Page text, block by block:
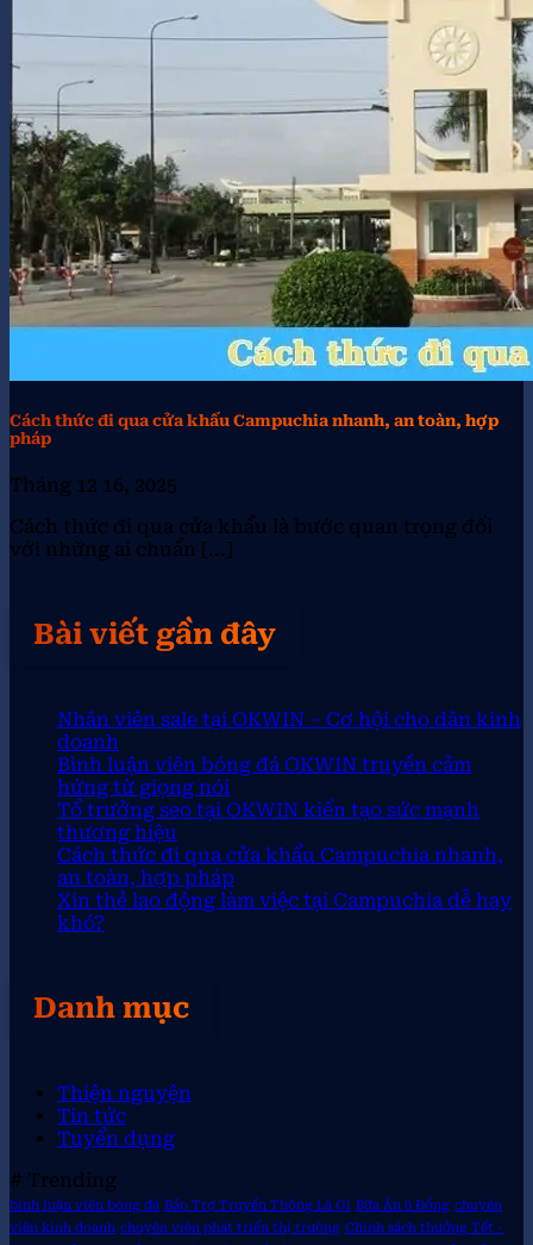
Cách thức đi qua cửa khẩu Campuchia nhanh, an toàn, hợp
pháp
Tháng 12 16, 2025
Cách thức đi qua cửa khẩu là bước quan trọng đối
với những ai chuẩn [...]
Bài viết gần đây
Nhân viên sale tại OKWIN – Cơ hội cho dân kinh
doanh
Bình luận viên bóng đá OKWIN truyền cảm
hứng từ giọng nói
Tổ trưởng seo tại OKWIN kiến tạo sức mạnh
thương hiệu
Cách thức đi qua cửa khẩu Campuchia nhanh,
an toàn, hợp pháp
Xin thẻ lao động làm việc tại Campuchia dễ hay
khó?
Danh mục
Thiện nguyện
Tin tức
Tuyển dụng
# Trending
bình luận viên bóng đá Bảo Trợ Truyền Thông Là Gì Bữa Ăn 0 Đồng chuyên
viên kinh doanh chuyên viên phát triển thị trường Chính sách thưởng Tết -